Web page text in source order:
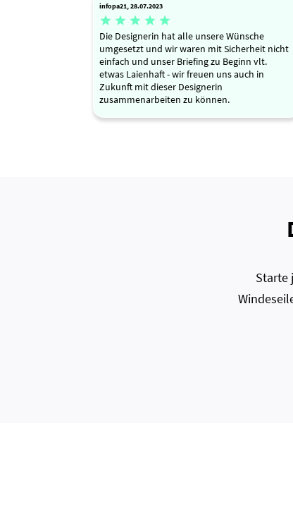
infopa21, 28.07.2023
    
Die Designerin hat alle unsere Wünsche
umgesetzt und wir waren mit Sicherheit nicht
einfach und unser Briefing zu Beginn vlt.
etwas Laienhaft - wir freuen uns auch in
Zukunft mit dieser Designerin
zusammenarbeiten zu können.
Starte